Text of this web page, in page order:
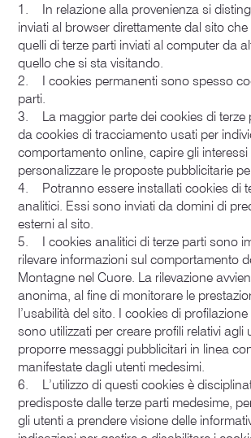
1. In relazione alla provenienza si
inviati al browser direttamente dal sito
quelli di terze parti inviati al computer da
quello che si sta visitando.
2. I cookies permanenti sono spesso
parti.
3. La maggior parte dei cookies di terze
da cookies di tracciamento usati per
comportamento online, capire gli
personalizzare le proposte pubblicitarie
4. Potranno essere installati cookies di
analitici. Essi sono inviati da domini di
esterni al sito.
5. I cookies analitici di terze parti sono
rilevare informazioni sul comportamento
Montagne nel Cuore. La rilevazione
anonima, al fine di monitorare le
l’usabilità del sito. I cookies di
sono utilizzati per creare profili relativi agli
proporre messaggi pubblicitari in linea
manifestate dagli utenti medesimi.
6. L’utilizzo di questi cookies è
predisposte dalle terze parti medesime,
gli utenti a prendere visione delle